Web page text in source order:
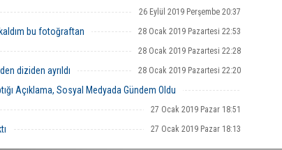
26 Eylül 2019 Perşembe 20:37
bu fotoğraftan 28 Ocak 2019 Pazartesi 22:53
28 Ocak 2019 Pazartesi 22:28
diziden ayrıldı 28 Ocak 2019 Pazartesi 22:20
Açıklama, Sosyal Medyada Gündem Oldu
27 Ocak 2019 Pazar 19:28
27 Ocak 2019 Pazar 18:51
27 Ocak 2019 Pazar 18:13